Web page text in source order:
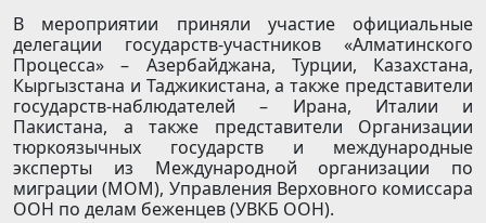
В мероприятии приняли участие официальные
делегации государств-участников «Алматинского
Процесса» – Азербайджана, Турции, Казахстана,
Кыргызстана и Таджикистана, а также представители
государств-наблюдателей – Ирана, Италии и
Пакистана, а также представители Организации
тюркоязычных государств и международные
эксперты из Международной организации по
миграции (МОМ), Управления Верховного комиссара
ООН по делам беженцев (УВКБ ООН).